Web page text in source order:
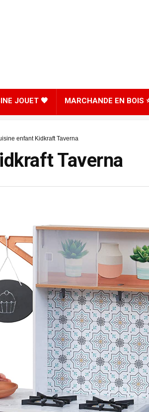
JOUET 🖤 MARCHANDE EN BOIS
enfant Kidkraft Taverna
Taverna
CUISINE
Vous recherchez
évolutive ?